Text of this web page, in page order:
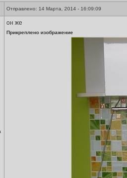
Отправлено: 14 Марта, 2014 - 16:09:09
он же
Прикреплено изображение